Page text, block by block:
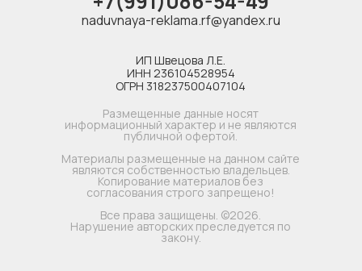
Размещенные данные носят
информационный характер и не являются
публичной офертой.
Материалы размещенные на данном сайте
являются собственностью владельцев.
Копирование материалов без
согласования строго запрещено!
Все права защищены. ©2026.
Нарушение авторских преследуется по
закону.
ИП Швецова Л.Е.
ИНН 236104528954
ОГРН 318237500407104
naduvnaya-reklama.rf@yandex.ru